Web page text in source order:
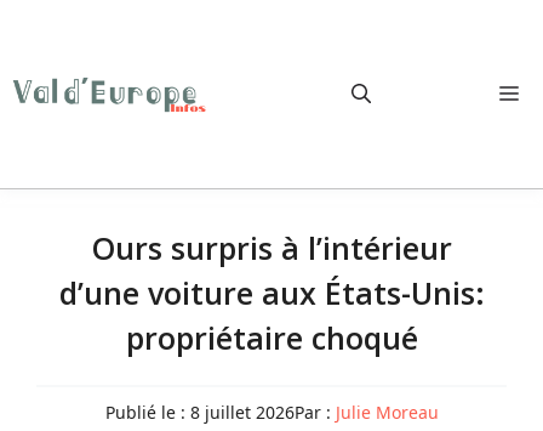
contenu
Ours surpris à l’intérieur
d’une voiture aux États-Unis:
propriétaire choqué
Publié le : 8 juillet 2026Par : Julie Moreau